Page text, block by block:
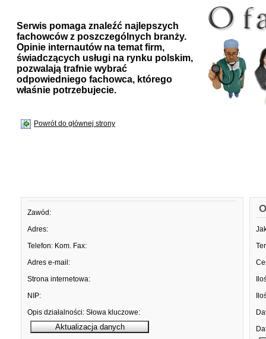
Serwis pomaga znaleźć najlepszych
fachowców z poszczególnych branży.
Opinie internautów na temat firm,
świadczących usługi na rynku polskim,
pozwalają trafnie wybrać
odpowiedniego fachowca, którego
właśnie potrzebujecie.
Powrót do głównej strony
Zawód:
Adres:
Telefon: Kom. Fax:
Adres e-mail:
Strona internetowa:
NIP:
Opis działalności: Słowa kluczowe: